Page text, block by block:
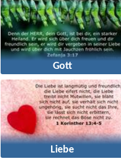
Gott
Liebe